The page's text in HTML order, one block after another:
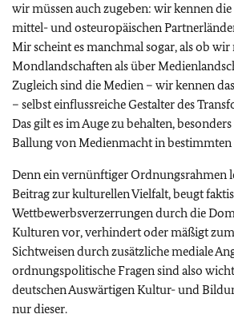
wir müssen auch zugeben: wir kennen
mittel- und osteuropäischen
Mir scheint es manchmal sogar, als ob
Mondlandschaften als über
Zugleich sind die Medien – wir kennen
– selbst einflussreiche Gestalter des
Das gilt es im Auge zu behalten,
Ballung von Medienmacht in
Denn ein vernünftiger Ordnungsrahmen
Beitrag zur kulturellen Vielfalt, beugt
Wettbewerbsverzerrungen durch die
Kulturen vor, verhindert oder mäßigt
Sichtweisen durch zusätzliche mediale
ordnungspolitische Fragen sind also
deutschen Auswärtigen Kultur- und
nur dieser.